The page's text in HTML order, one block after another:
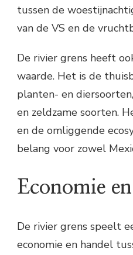
tussen de
van de VS en de
De rivier grens heeft
waarde. Het is de
planten- en
en zeldzame soorten.
en de omliggende
belang voor zowel
Economie
De rivier grens speelt
economie en handel